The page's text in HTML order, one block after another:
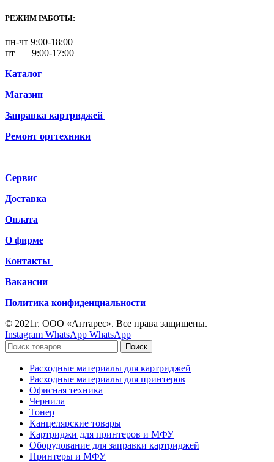
РЕЖИМ РАБОТЫ:
пн-чт 9:00-18:00
пт 9:00-17:00
Каталог
Магазин
Заправка картриджей
Ремонт оргтехники
Сервис
Доставка
Оплата
О фирме
Контакты
Вакансии
Политика конфиденциальности
© 2021г. ООО «Антарес». Все права защищены.
Instagram WhatsApp WhatsApp
Поиск
Расходные материалы для картриджей
Расходные материалы для принтеров
Офисная техника
Чернила
Тонер
Канцелярские товары
Картриджи для принтеров и МФУ
Оборудование для заправки картриджей
Принтеры и МФУ